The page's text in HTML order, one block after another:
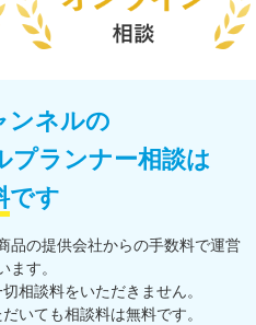
ンネルの
プランナー相談は
です
品の提供会社からの⼿数料で運営
ます。
相談料をいただきません。
いても相談料は無料です。